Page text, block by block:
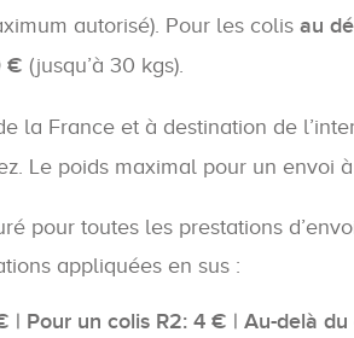
autorisé). Pour les colis au
€ (jusqu’à 30 kgs).
la France et à destination de
Le poids maximal pour un envoi
pour toutes les prestations
appliquées en sus :
| Pour un colis R2: 4 € | Au-delà